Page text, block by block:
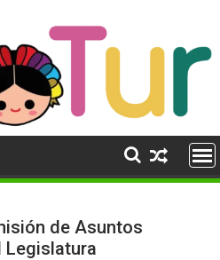
de Asuntos
Legislatura